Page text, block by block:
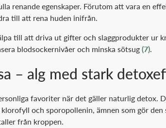
renande egenskaper. Förutom att vara en
till att rena huden inifrån.
till att driva ut gifter och slaggprodukter ur
blodsockernivåer och minska sötsug(7).
– alg med stark
favoriter när det gäller naturlig detox.
och sporopollenin, ämnen som gör
från kroppen.